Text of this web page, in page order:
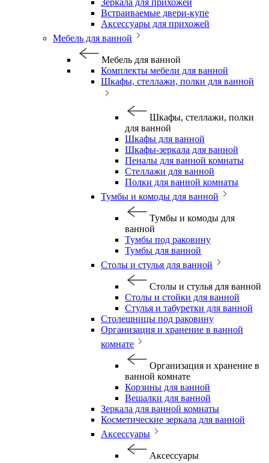
Зеркала для прихожей
Встраиваемые двери-купе
Аксессуары для прихожей
Мебель для ванной
Мебель для ванной
Комплекты мебели для ванной
Шкафы, стеллажи, полки для ванной
Шкафы, стеллажи, полки
для ванной
Шкафы для ванной
Шкафы-зеркала для ванной
Пеналы для ванной комнаты
Стеллажи для ванной
Полки для ванной комнаты
Тумбы и комоды для ванной
Тумбы и комоды для
ванной
Тумбы под раковину
Тумбы для ванной
Столы и стулья для ванной
Столы и стулья для ванной
Столы и стойки для ванной
Стулья и табуретки для ванной
Столешницы под раковину
Организация и хранение в ванной
комнате
Организация и хранение в
ванной комнате
Корзины для ванной
Вешалки для ванной
Зеркала для ванной комнаты
Косметические зеркала для ванной
Аксессуары
Аксессуары